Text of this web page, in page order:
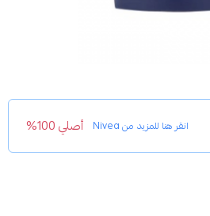
انقر هنا للمزيد منNivea أصلي 100%
من نيفيا 50 مل